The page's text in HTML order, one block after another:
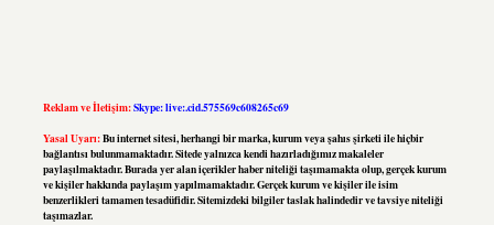
Reklam ve İletişim:Skype: live:.cid.575569c608265c69
Yasal Uyarı:Bu internet sitesi, herhangi bir marka, kurum veya şahıs şirketi ile hiçbir
bağlantısı bulunmamaktadır. Sitede yalnızca kendi hazırladığımız makaleler
paylaşılmaktadır. Burada yer alan içerikler haber niteliği taşımamakta olup, gerçek kurum
ve kişiler hakkında paylaşım yapılmamaktadır. Gerçek kurum ve kişiler ile isim
benzerlikleri tamamen tesadüfidir. Sitemizdeki bilgiler taslak halindedir ve tavsiye niteliği
taşımazlar.